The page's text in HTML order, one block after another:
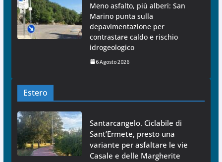
Meno asfalto, più alberi: San
Marino punta sulla
depavimentazione per
contrastare caldo e rischio
idrogeologico
6 Agosto 2026
Estero
Santarcangelo. Ciclabile di
Sant’Ermete, presto una
variante per asfaltare le vie
Casale e delle Margherite